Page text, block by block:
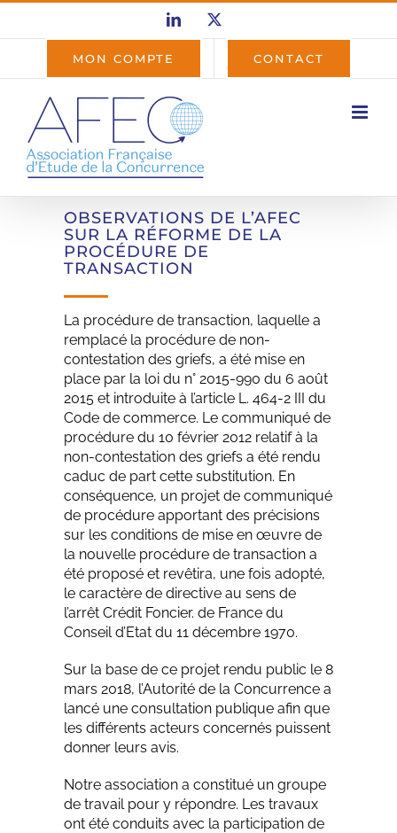
Passer
LinkedIn
MON COMPTE CONTACT
OBSERVATIONS DE L’AFEC
SUR LA RÉFORME DE LA
PROCÉDURE DE
TRANSACTION
La procédure de transaction, laquelle a
remplacé la procédure de non-
contestation des griefs, a été mise en
place par la loi du n° 2015-990 du 6 août
2015 et introduite à l’article L. 464-2 III du
Code de commerce. Le communiqué de
procédure du 10 février 2012 relatif à la
non-contestation des griefs a été rendu
caduc de part cette substitution. En
conséquence, un projet de communiqué
de procédure apportant des précisions
sur les conditions de mise en œuvre de
la nouvelle procédure de transaction a
été proposé et revêtira, une fois adopté,
le caractère de directive au sens de
l’arrêt Crédit Foncier. de France du
Conseil d’Etat du 11 décembre 1970.
Sur la base de ce projet rendu public le 8
mars 2018, l’Autorité de la Concurrence a
lancé une consultation publique afin que
les différents acteurs concernés puissent
donner leurs avis.
Notre association a constitué un groupe
de travail pour y répondre. Les travaux
ont été conduits avec la participation de